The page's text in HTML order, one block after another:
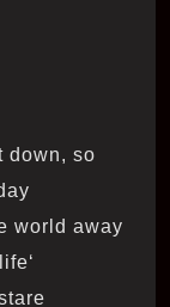
down, so
world away
‘Cause I’m a lowlife, lowlife